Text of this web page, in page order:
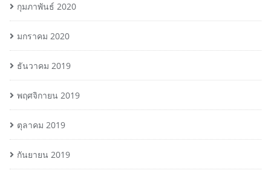
กุมภาพันธ์ 2020
มกราคม 2020
ธันวาคม 2019
พฤศจิกายน 2019
ตุลาคม 2019
กันยายน 2019